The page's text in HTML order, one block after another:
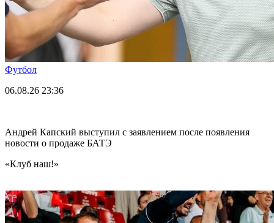
Футбол
06.08.26 23:36
Андрей Капский выступил с заявлением после появления
новости о продаже БАТЭ
«Клуб наш!»